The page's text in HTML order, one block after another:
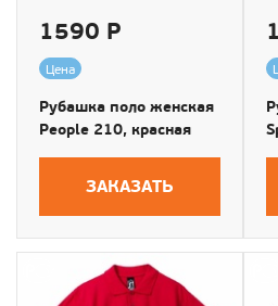
1590 Р
Цена
Рубашка поло женская
People 210, красная
ЗАКАЗАТЬ